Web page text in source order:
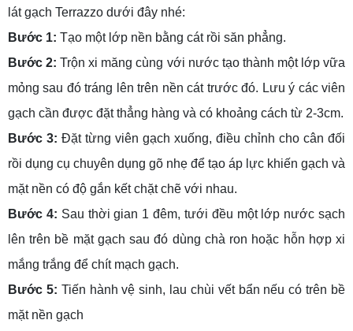
lát gạch Terrazzo dưới đây nhé:
Bước 1: Tạo một lớp nền bằng cát rồi săn phẳng.
Bước 2: Trộn xi măng cùng với nước tạo thành một lớp vữa
mỏng sau đó tráng lên trên nền cát trước đó. Lưu ý các viên
gạch cần được đặt thẳng hàng và có khoảng cách từ 2-3cm.
Bước 3: Đặt từng viên gạch xuống, điều chỉnh cho cân đối
rồi dụng cụ chuyên dụng gõ nhẹ để tạo áp lực khiến gạch và
mặt nền có độ gắn kết chặt chẽ với nhau.
Bước 4: Sau thời gian 1 đêm, tưới đều một lớp nước sạch
lên trên bề mặt gạch sau đó dùng chà ron hoặc hỗn hợp xi
mắng trắng để chít mạch gạch.
Bước 5: Tiến hành vệ sinh, lau chùi vết bẩn nếu có trên bề
mặt nền gạch